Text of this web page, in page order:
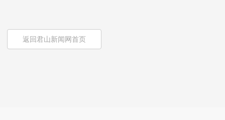
返回君山新闻网首页